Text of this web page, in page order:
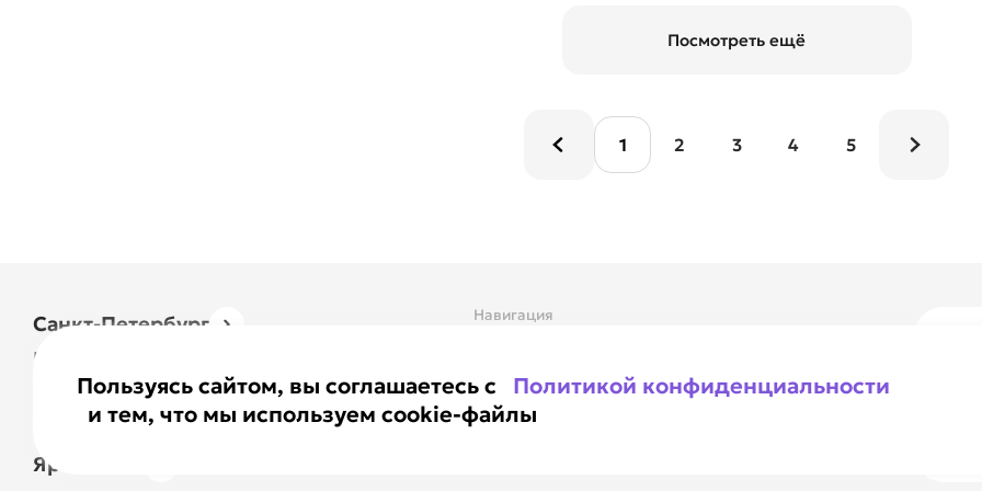
Посмотреть ещё
1 2 3 4 5
Пользуясь сайтом, вы соглашаетесь с Политикой конфиденциальности
и тем, что мы используем cookie-файлы
Санкт-Петербург
Москва
Казань
Нижний Новгород
Ярославль
Навигация